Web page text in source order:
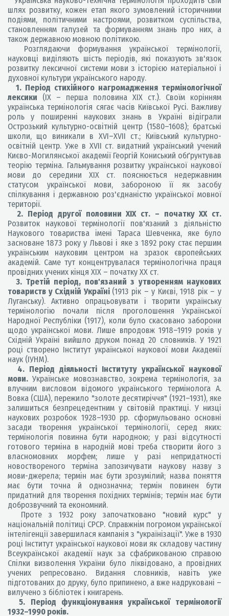
шлях розвитку, кожен етап якого зумовлений історичними
подіями, політичними настроями, розвитком суспільства,
становленням галузей та формуванням знань про них, а
також державною мовною політикою.
Розглядаючи формування української термінології,
науковці виділяють шість періодів, які показують зв'язок
розвитку лексичної системи мови з історією матеріальної і
духовної культури українського народу.
1. Період стихійного нагромадження термінологічної
лексики (ІХ – перша половина ХІХ ст.). Своїм корінням
українська термінологія сягає часів Київської Русі. Важливу
роль у поширенні наукових знань в Україні відіграли
Острозький культурно-освітній центр (1580–1608); братські
школи, що виникали в ХVІ–ХVІІ ст.; Київський культурно-
освітній центр. Уже в ХVІІ ст. видатний український учений
Києво-Могилянської академії Георгій Кониський обґрунтував
теорію терміна. Гальмування розвитку української наукової
мови до середини ХІХ ст. пояснюється недержавним
статусом української мови, забороною її як засобу
спілкування і державною роз'єднаністю української мовної
території.
2. Період другої половини ХІХ ст. – початку ХХ ст.
Розвиток наукової термінології пов'язаний з діяльністю
Наукового товариства імені Тараса Шевченка, яке було
засноване 1873 року у Львові і яке з 1892 року стає першим
українським науковим центром на зразок європейських
академій. Саме тут концентрувалася термінологічна праця
провідних учених кінця XIX – початку ХХ ст.
3. Третій період, пов'язаний з утворенням наукових
товариств у Східній Україні (1913 рік – у Києві, 1918 рік – у
Луганську). Активно опрацьовувати і творити українську
термінологію почали після проголошення Української
Народної Республіки (1917), коли було скасовано заборони
щодо української мови. Лише впродовж 1918–1919 років у
Східній Україні вийшло друком понад 20 словників. У 1921
році створено Інститут української наукової мови Академії
наук (ІУНМ).
4. Період діяльності Інституту української наукової
мови. Українське мовознавство, зокрема термінологія, за
влучним висловом відомого українського термінолога А.
Вовка (США), пережило "золоте десятиріччя" (1921–1931), яке
залишиться безпрецедентним у світовій практиці. У низці
наукових розробок 1928–1930 рр. сформульовано основні
засади творення української термінології, серед яких:
термінологія повинна бути народною; у разі відсутності
готового терміна в народній мові треба створити його з
власномовних морфем; лише у разі непридатності
новоствореного терміна запозичувати наукову назву з
мови-джерела; термін має бути зрозумілий; назва поняття
має бути точна й однозначна; термін повинен бути
придатний для творення похідних термінів; термін має бути
доброзвучний та економний.
Проте з 1932 року започатковано "новий курс" у
національній політиці СРСР. Справжнім погромом української
інтелігенції завершилася кампанія з "українізації". Уже в 1930
році Інститут української наукової мови як складову частину
Всеукраїнської академії наук за сфабрикованою справою
Спілки визволення України було ліквідовано, а провідних
учених репресовано. Видання словників, навіть уже
підготованих до друку, було припинено, а вже надруковані –
вилучено з бібліотек і книгарень.
5. Період функціонування української термінології
1932–1990 років.